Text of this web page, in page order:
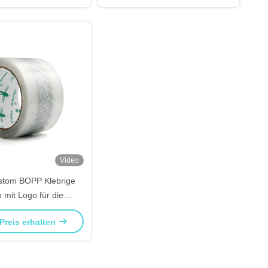
Video
BOPP Klebrige
mit Logo für die
erhalten